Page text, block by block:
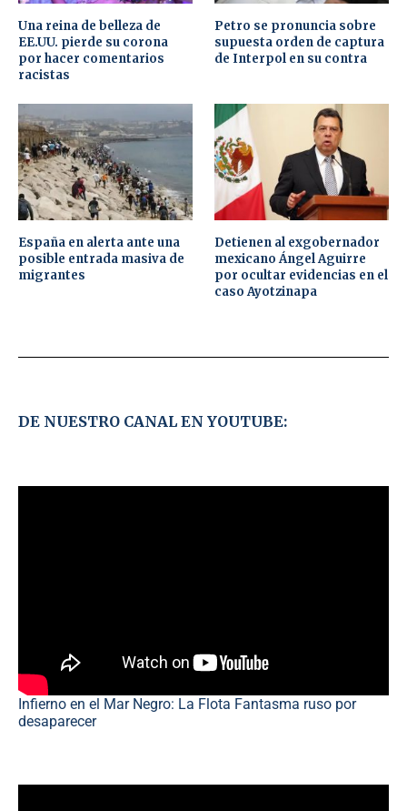
Una reina de belleza de
EE.UU. pierde su corona
por hacer comentarios
racistas
Petro se pronuncia sobre
supuesta orden de captura
de Interpol en su contra
España en alerta ante una
posible entrada masiva de
migrantes
Detienen al exgobernador
mexicano Ángel Aguirre
por ocultar evidencias en el
caso Ayotzinapa
DE NUESTRO CANAL EN YOUTUBE:
Infierno en el Mar Negro: La Flota Fantasma ruso por
desaparecer